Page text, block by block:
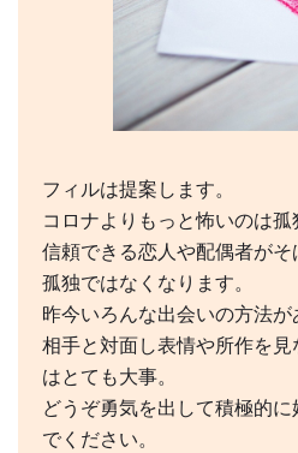
フィルは提案します。
コロナよりもっと怖いのは孤
信頼できる恋人や配偶者が
孤独ではなくなります。
昨今いろんな出会いの方法が
相手と対面し表情や所作を
はとても大事。
どうぞ勇気を出して積極的
でください。